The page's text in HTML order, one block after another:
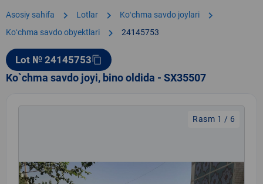
Asosiy sahifa chevron_right Lotlar chevron_right Koʻchma savdo joylari chevron_right
Koʻchma savdo obyektlari chevron_right 24145753
Lot № 24145753content_copy
Ko`chma savdo joyi, bino oldida - SX35507
Rasm 1 / 6